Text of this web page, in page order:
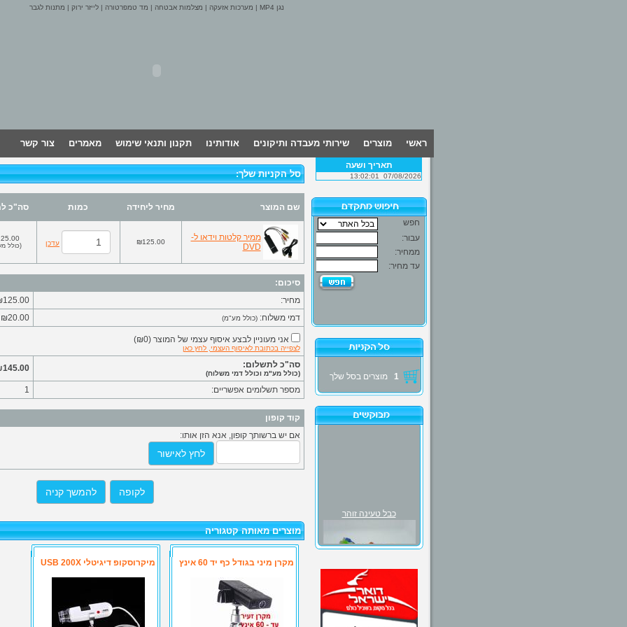
נגן MP4 | מערכות אזעקה | מצלמות אבטחה | מד טמפרטורה | לייזר ירוק | מתנות לגבר
ראשי מוצרים שירותי מעבדה ותיקונים אודותינו תקנון ותנאי שימוש מאמרים צור קשר
תאריך ושעה
07/08/2026
13:02:01
1 מוצרים בסל שלך
כבל טעינה זוהר
₪30.00
סל הקניות שלך:
שם המוצר מחיר ליחידה כמות סה"כ
ממיר קלטות וידאו ל-
DVD
₪125.00 עדכן (כולל
סיכום:
מחיר:
דמי משלוח: (כולל מע"מ) ₪20.00
אני מעוניין לבצע איסוף עצמי של המוצר (
₪0
)
לצפייה בכתובת לאיסוף העצמי, לחץ כאן
סה"כ לתשלום:
(כולל מע"מ וכולל דמי משלוח)
מספר תשלומים אפשריים: 1
קוד קופון
אם יש ברשותך קופון, אנא הזן אותו:
לחץ לאישור
לקופה להמשך קניה
מוצרים מאותה קטגוריה
מקרן מיני בגודל כף יד 60 אינץ מיקרוסקופ דיגיטלי USB 200X